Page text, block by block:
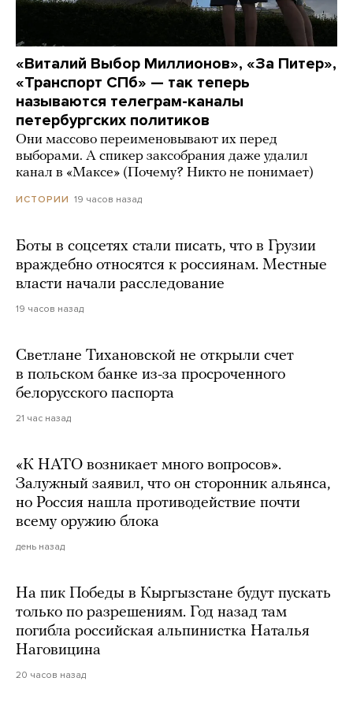
«Виталий Выбор Миллионов», «За Питер»,
«Транспорт СПб» — так теперь
называются телеграм-каналы
петербургских политиков
Они массово переименовывают их перед
выборами. А спикер заксобрания даже удалил
канал в «Максе» (Почему? Никто не понимает)
ИСТОРИИ 19 часов назад
Боты в соцсетях стали писать, что в Грузии
враждебно относятся к россиянам. Местные
власти начали расследование
19 часов назад
Светлане Тихановской не открыли счет
в польском банке из-за просроченного
белорусского паспорта
21 час назад
«К НАТО возникает много вопросов».
Залужный заявил, что он сторонник альянса,
но Россия нашла противодействие почти
всему оружию блока
день назад
На пик Победы в Кыргызстане будут пускать
только по разрешениям. Год назад там
погибла российская альпинистка Наталья
Наговицина
20 часов назад